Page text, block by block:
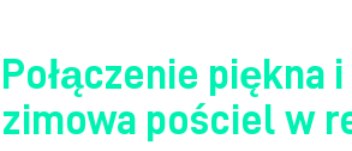
Połączenie piękna
zimowa pościel w